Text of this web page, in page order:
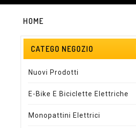
HOME
CATEGO NEGOZIO
Nuovi Prodotti
E-Bike E Biciclette Elettriche
Monopattini Elettrici